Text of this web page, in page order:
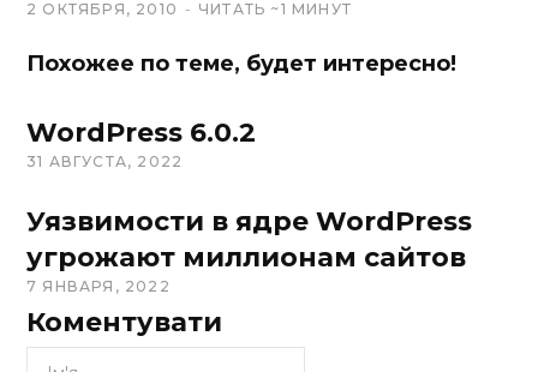
2 ОКТЯБРЯ, 2010 ЧИТАТЬ ~1 МИНУТ
Похожее по теме, будет интересно!
WordPress 6.0.2
31 АВГУСТА, 2022
Уязвимости в ядре WordPress
угрожают миллионам сайтов
7 ЯНВАРЯ, 2022
Коментувати